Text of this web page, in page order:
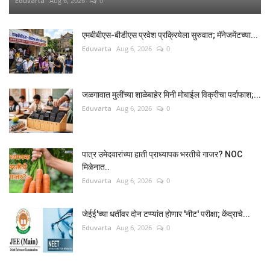
एमबीबीएस-बीडीएस प्रवेश प्रक्रियेला सुरुवात; मॅनेजमेंटच्या...
Eduvarta Aug 6, 2026 0
जळगावात मुलींच्या शाळेबाहेर मिनी मोबाईल विक्रीचा पर्दाफाश;...
Eduvarta Aug 6, 2026 0
पात्र उमेदवारांच्या हाती प्राध्यापक भरतीचे गाजर? NOC
मिळेनात..
Eduvarta Aug 6, 2026 0
जेईई'च्या धर्तीवर दोन टप्प्यांत होणार 'नीट' परीक्षा; केंद्राचे...
Eduvarta Aug 6, 2026 0